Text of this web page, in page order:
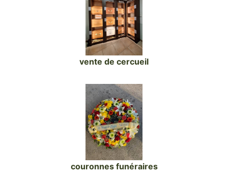
vente de cercueil
couronnes funéraires